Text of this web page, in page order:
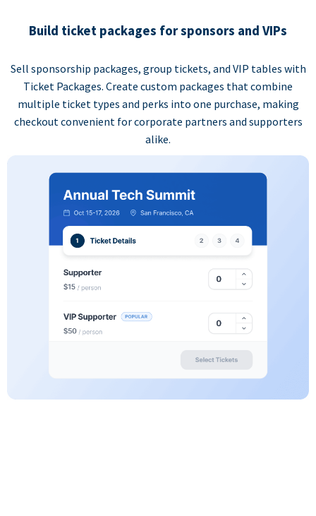
Build ticket packages for sponsors and VIPs
Sell sponsorship packages, group tickets, and VIP tables with
Ticket Packages. Create custom packages that combine
multiple ticket types and perks into one purchase, making
checkout convenient for corporate partners and supporters
alike.